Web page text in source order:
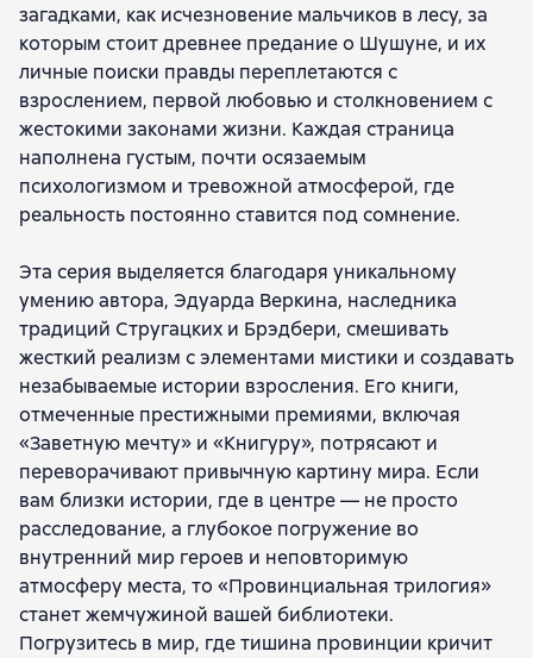
загадками, как исчезновение мальчиков в лесу, за
которым стоит древнее предание о Шушуне, и их
личные поиски правды переплетаются с
взрослением, первой любовью и столкновением с
жестокими законами жизни. Каждая страница
наполнена густым, почти осязаемым
психологизмом и тревожной атмосферой, где
реальность постоянно ставится под сомнение.
Эта серия выделяется благодаря уникальному
умению автора, Эдуардa Веркинa, наследника
традиций Стругацких и Брэдбери, смешивать
жесткий реализм с элементами мистики и создавать
незабываемые истории взросления. Его книги,
отмеченные престижными премиями, включая
«Заветную мечту» и «Книгуру», потрясают и
переворачивают привычную картину мира. Если
вам близки истории, где в центре — не просто
расследование, а глубокое погружение во
внутренний мир героев и неповторимую
атмосферу места, то «Провинциальная трилогия»
станет жемчужиной вашей библиотеки.
Погрузитесь в мир, где тишина провинции кричит